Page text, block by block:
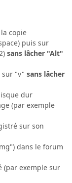
copie
puis sur
sans lâcher "Alt"
sur "v" sans lâcher
dur
(par exemple
sur son
dans le forum
(par exemple sur